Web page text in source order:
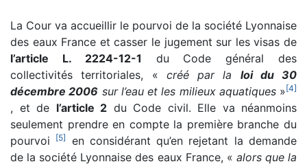
La Cour va accueillir le pourvoi de la société Lyonnaise
des eaux France et casser le jugement sur les visas de
l’article L. 2224-12-1 du Code général des
collectivités territoriales, « créé par la loi du 30
décembre 2006 sur l’eau et les milieux aquatiques»[4]
, et de l’article 2 du Code civil. Elle va néanmoins
seulement prendre en compte la première branche du
pourvoi
[5]
en considérant qu’en rejetant la demande
de la société Lyonnaise des eaux France, « alors que la